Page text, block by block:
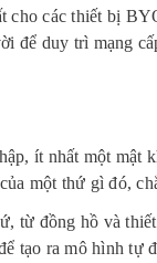
cho các thiết bị
để duy trì mạng
ít nhất một mật
một thứ gì đó,
từ đồng hồ và
tạo ra mô hình tự